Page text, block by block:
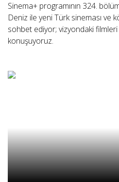
Sinema+ programının 324.
Deniz ile yeni Türk sineması ve
sohbet ediyor; vizyondaki
konuşuyoruz.